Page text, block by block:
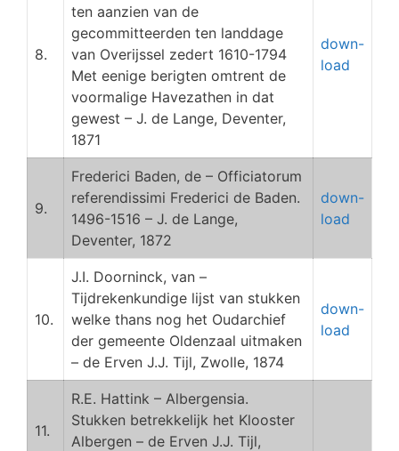
8.
ten aanzien van de
gecommitteerden ten landdage
van Overijssel zedert 1610-1794
Met eenige berigten omtrent de
voormalige Havezathen in dat
gewest – J. de Lange, Deventer,
1871
down-
load
9.
Frederici Baden, de – Officiatorum
referendissimi Frederici de Baden.
1496-1516 – J. de Lange,
Deventer, 1872
down-
load
10.
J.I. Doorninck, van –
Tijdrekenkundige lijst van stukken
welke thans nog het Oudarchief
der gemeente Oldenzaal uitmaken
– de Erven J.J. Tijl, Zwolle, 1874
down-
load
11.
R.E. Hattink – Albergensia.
Stukken betrekkelijk het Klooster
Albergen – de Erven J.J. Tijl,